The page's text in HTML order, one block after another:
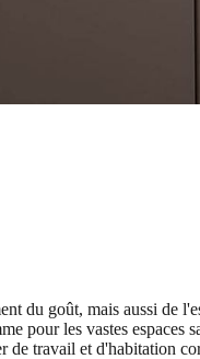
du goût, mais aussi de
pour les vastes
de travail et d'habitation